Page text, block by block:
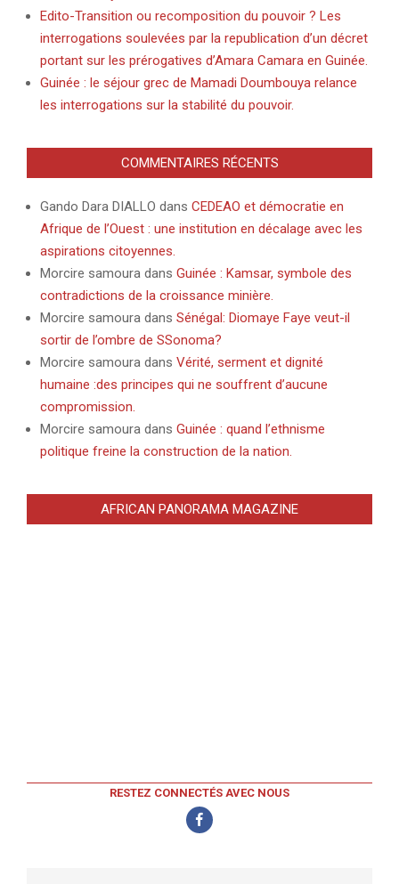
Edito-Transition ou recomposition du pouvoir ? Les
interrogations soulevées par la republication d’un décret
portant sur les prérogatives d’Amara Camara en Guinée.
Guinée : le séjour grec de Mamadi Doumbouya relance
les interrogations sur la stabilité du pouvoir.
COMMENTAIRES RÉCENTS
Gando Dara DIALLO dans CEDEAO et démocratie en
Afrique de l’Ouest : une institution en décalage avec les
aspirations citoyennes.
Morcire samoura dans Guinée : Kamsar, symbole des
contradictions de la croissance minière.
Morcire samoura dans Sénégal: Diomaye Faye veut-il
sortir de l’ombre de SSonoma?
Morcire samoura dans Vérité, serment et dignité
humaine :des principes qui ne souffrent d’aucune
compromission.
Morcire samoura dans Guinée : quand l’ethnisme
politique freine la construction de la nation.
AFRICAN PANORAMA MAGAZINE
RESTEZ CONNECTÉS AVEC NOUS